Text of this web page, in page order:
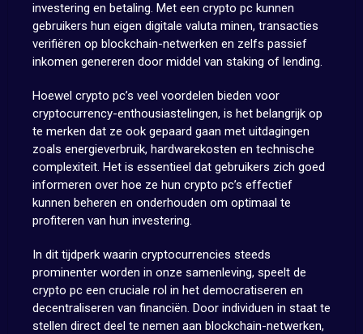
investering en betaling. Met een crypto pc kunnen
gebruikers hun eigen digitale valuta minen, transacties
verifiëren op blockchain-netwerken en zelfs passief
inkomen genereren door middel van staking of lending.
Hoewel crypto pc’s veel voordelen bieden voor
cryptocurrency-enthousiastelingen, is het belangrijk op
te merken dat ze ook gepaard gaan met uitdagingen
zoals energieverbruik, hardwarekosten en technische
complexiteit. Het is essentieel dat gebruikers zich goed
informeren over hoe ze hun crypto pc’s effectief
kunnen beheren en onderhouden om optimaal te
profiteren van hun investering.
In dit tijdperk waarin cryptocurrencies steeds
prominenter worden in onze samenleving, speelt de
crypto pc een cruciale rol in het democratiseren en
decentraliseren van financiën. Door individuen in staat te
stellen direct deel te nemen aan blockchain-netwerken,